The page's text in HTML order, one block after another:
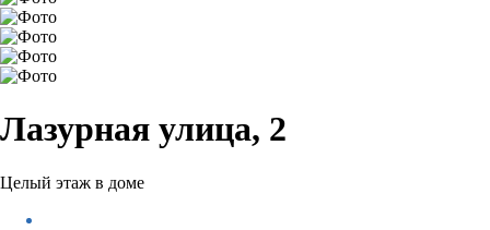
Лазурная улица, 2
Целый этаж в доме